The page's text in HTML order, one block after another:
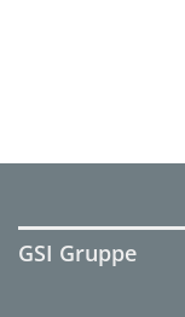
GSI Gruppe